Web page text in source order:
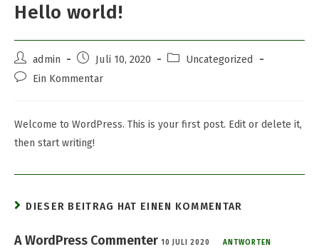
Hello world!
admin Juli 10, 2020
Uncategorized
Ein Kommentar
Welcome to WordPress. This is your first post. Edit or delete it,
then start writing!
DIESER BEITRAG HAT EINEN KOMMENTAR
A WordPress Commenter 10 JULI 2020 ANTWORTEN